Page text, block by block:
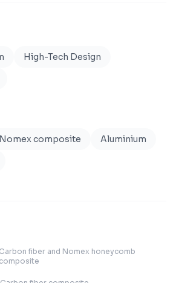
High-Tech Design
Nomex composite
Aluminium
Carbon fiber and Nomex honeycomb
composite